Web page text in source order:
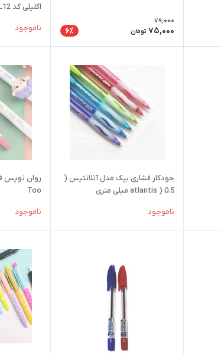
79,000
75,000 تومان 6٪
اکلیلی کد PB-GL12 بسته 12عددی
ناموجود
خودکار فشاری بیک مدل آتلانتیس (
atlantis ) 0.5 میلی متری
ناموجود
Too
ناموجود